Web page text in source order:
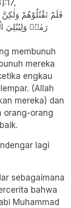
فَلَمْ تَقْتُلُوْهُمْ
رَمٰىۚ وَلِيُبْلِيَ
membunuh
mereka
engkau
(Allah
mereka) dan
orang-orang
lagi
sebagaimana
bahwa
Muhammad